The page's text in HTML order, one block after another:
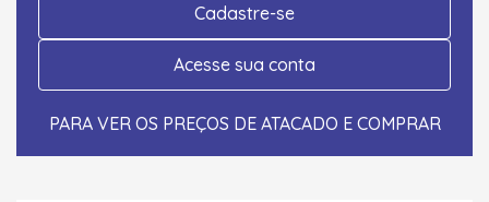
Cadastre-se
Acesse sua conta
PARA VER OS PREÇOS DE ATACADO E COMPRAR